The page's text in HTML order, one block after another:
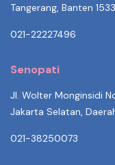
Tangerang, Banten
021-22227496
Senopati
Jl. Wolter Monginsidi
Jakarta Selatan,
021-38250073